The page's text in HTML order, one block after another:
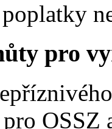
pro
OSSZ